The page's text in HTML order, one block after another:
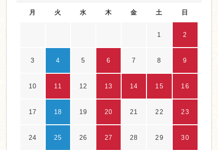
月 火 水 木 金 土 日
1 2
3 4 5 6 7 8 9
10 11 12 13 14 15 16
17 18 19 20 21 22 23
24 25 26 27 28 29 30